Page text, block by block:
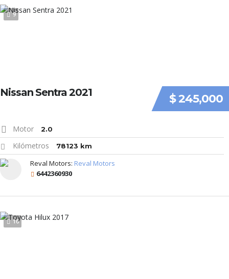
9
$ 245,000
Nissan Sentra 2021
Motor 2.0
Kilómetros 78123 km
Reval Motors: Reval Motors
6442360930
16